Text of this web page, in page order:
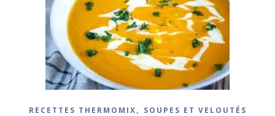
RECETTES THERMOMIX, SOUPES ET VELOUTÉS